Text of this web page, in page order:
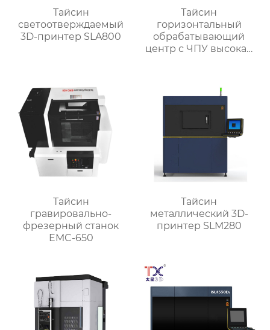
Тайсин
светоотверждаемый
3D-принтер SLA800
Тайсин
горизонтальный
обрабатывающий
центр с ЧПУ высокая
Тайсин
гравировально-
фрезерный станок
EMC-650
Тайсин
металлический 3D-
принтер SLM280